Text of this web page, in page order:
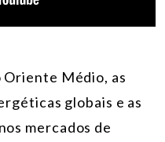
Oriente Médio, as
globais e as
mercados de